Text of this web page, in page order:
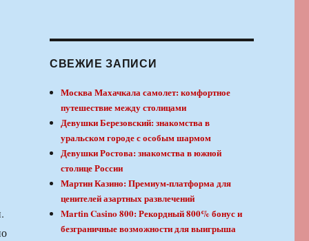
СВЕЖИЕ ЗАПИСИ
Москва Махачкала самолет: комфортное
путешествие между столицами
Девушки Березовский: знакомства в
уральском городе с особым шармом
Девушки Ростова: знакомства в южной
столице России
Мартин Казино: Премиум-платформа для
ценителей азартных развлечений
Martin Casino 800: Рекордный 800% бонус и
безграничные возможности для выигрыша